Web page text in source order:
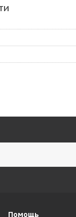
Помощь